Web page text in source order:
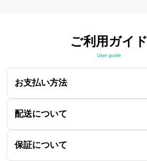
ご利用ガイド
User guide
お支払い方法
配送について
保証について